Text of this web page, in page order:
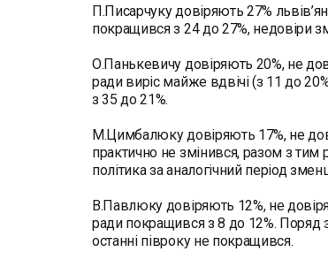
П.Писарчуку довіряють 27%
покращився з 24 до 27%, недовіри
О.Панькевичу довіряють 20%, не
ради виріс майже вдвічі (з 11 до
з 35 до 21%.
М.Цимбалюку довіряють 17%, не
практично не змінився, разом з тим
політика за аналогічний період
В.Павлюку довіряють 12%, не
ради покращився з 8 до 12%. Поряд
останні півроку не покращився.